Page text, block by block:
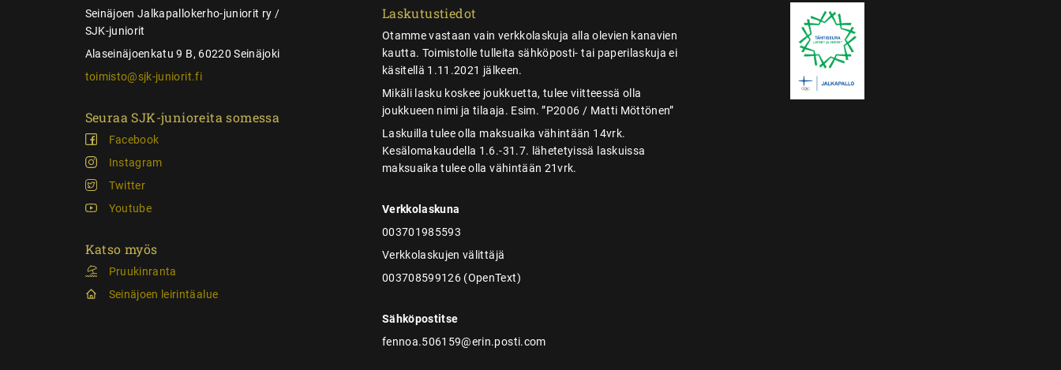
Seinäjoen Jalkapallokerho-juniorit ry /
SJK-juniorit
Alaseinäjoenkatu 9 B, 60220 Seinäjoki
toimisto@sjk-juniorit.fi
Seuraa SJK-junioreita somessa
Facebook
Instagram
Twitter
Youtube
Katso myös
Pruukinranta
Seinäjoen leirintäalue
Laskutustiedot
Otamme vastaan vain verkkolaskuja alla olevien kanavien
kautta. Toimistolle tulleita sähköposti- tai paperilaskuja ei
käsitellä 1.11.2021 jälkeen.
Mikäli lasku koskee joukkuetta, tulee viitteessä olla
joukkueen nimi ja tilaaja. Esim. ”P2006 / Matti Möttönen”
Laskuilla tulee olla maksuaika vähintään 14vrk.
Kesälomakaudella 1.6.-31.7. lähetetyissä laskuissa
maksuaika tulee olla vähintään 21vrk.
Verkkolaskuna
003701985593
Verkkolaskujen välittäjä
003708599126 (OpenText)
Sähköpostitse
fennoa.506159@erin.posti.com